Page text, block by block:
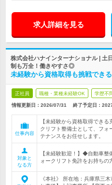
求人詳細を見る
株式会社ハナインターナショナル | 土
制も万全！働きやすさ◎
未経験から資格取得も挑戦でき
正社員 職種・業種未経験OK 学歴不
情報更新日：2026/07/31 終了予定日：
仕事内容
【未経験から資格取得でき
クリフト整備士として、フォ
テナンスをお任せします。
対象と
なる方
【未経験歓迎！】◆自動車整
ォークリフト免許をお持ち
《本社》 所在地：兵庫県三